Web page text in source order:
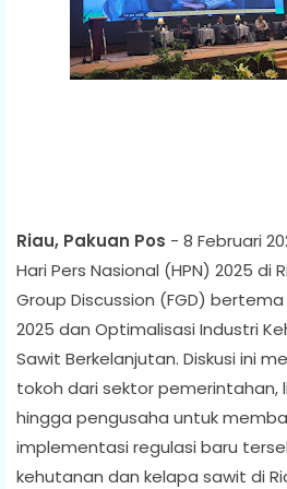
Riau, Pakuan Pos - 8 Februari
Hari Pers Nasional (HPN) 2025 di
Group Discussion (FGD)
2025 dan Optimalisasi Industri
Sawit Berkelanjutan. Diskusi ini
tokoh dari sektor pemerintahan,
hingga pengusaha untuk
implementasi regulasi baru
kehutanan dan kelapa sawit di